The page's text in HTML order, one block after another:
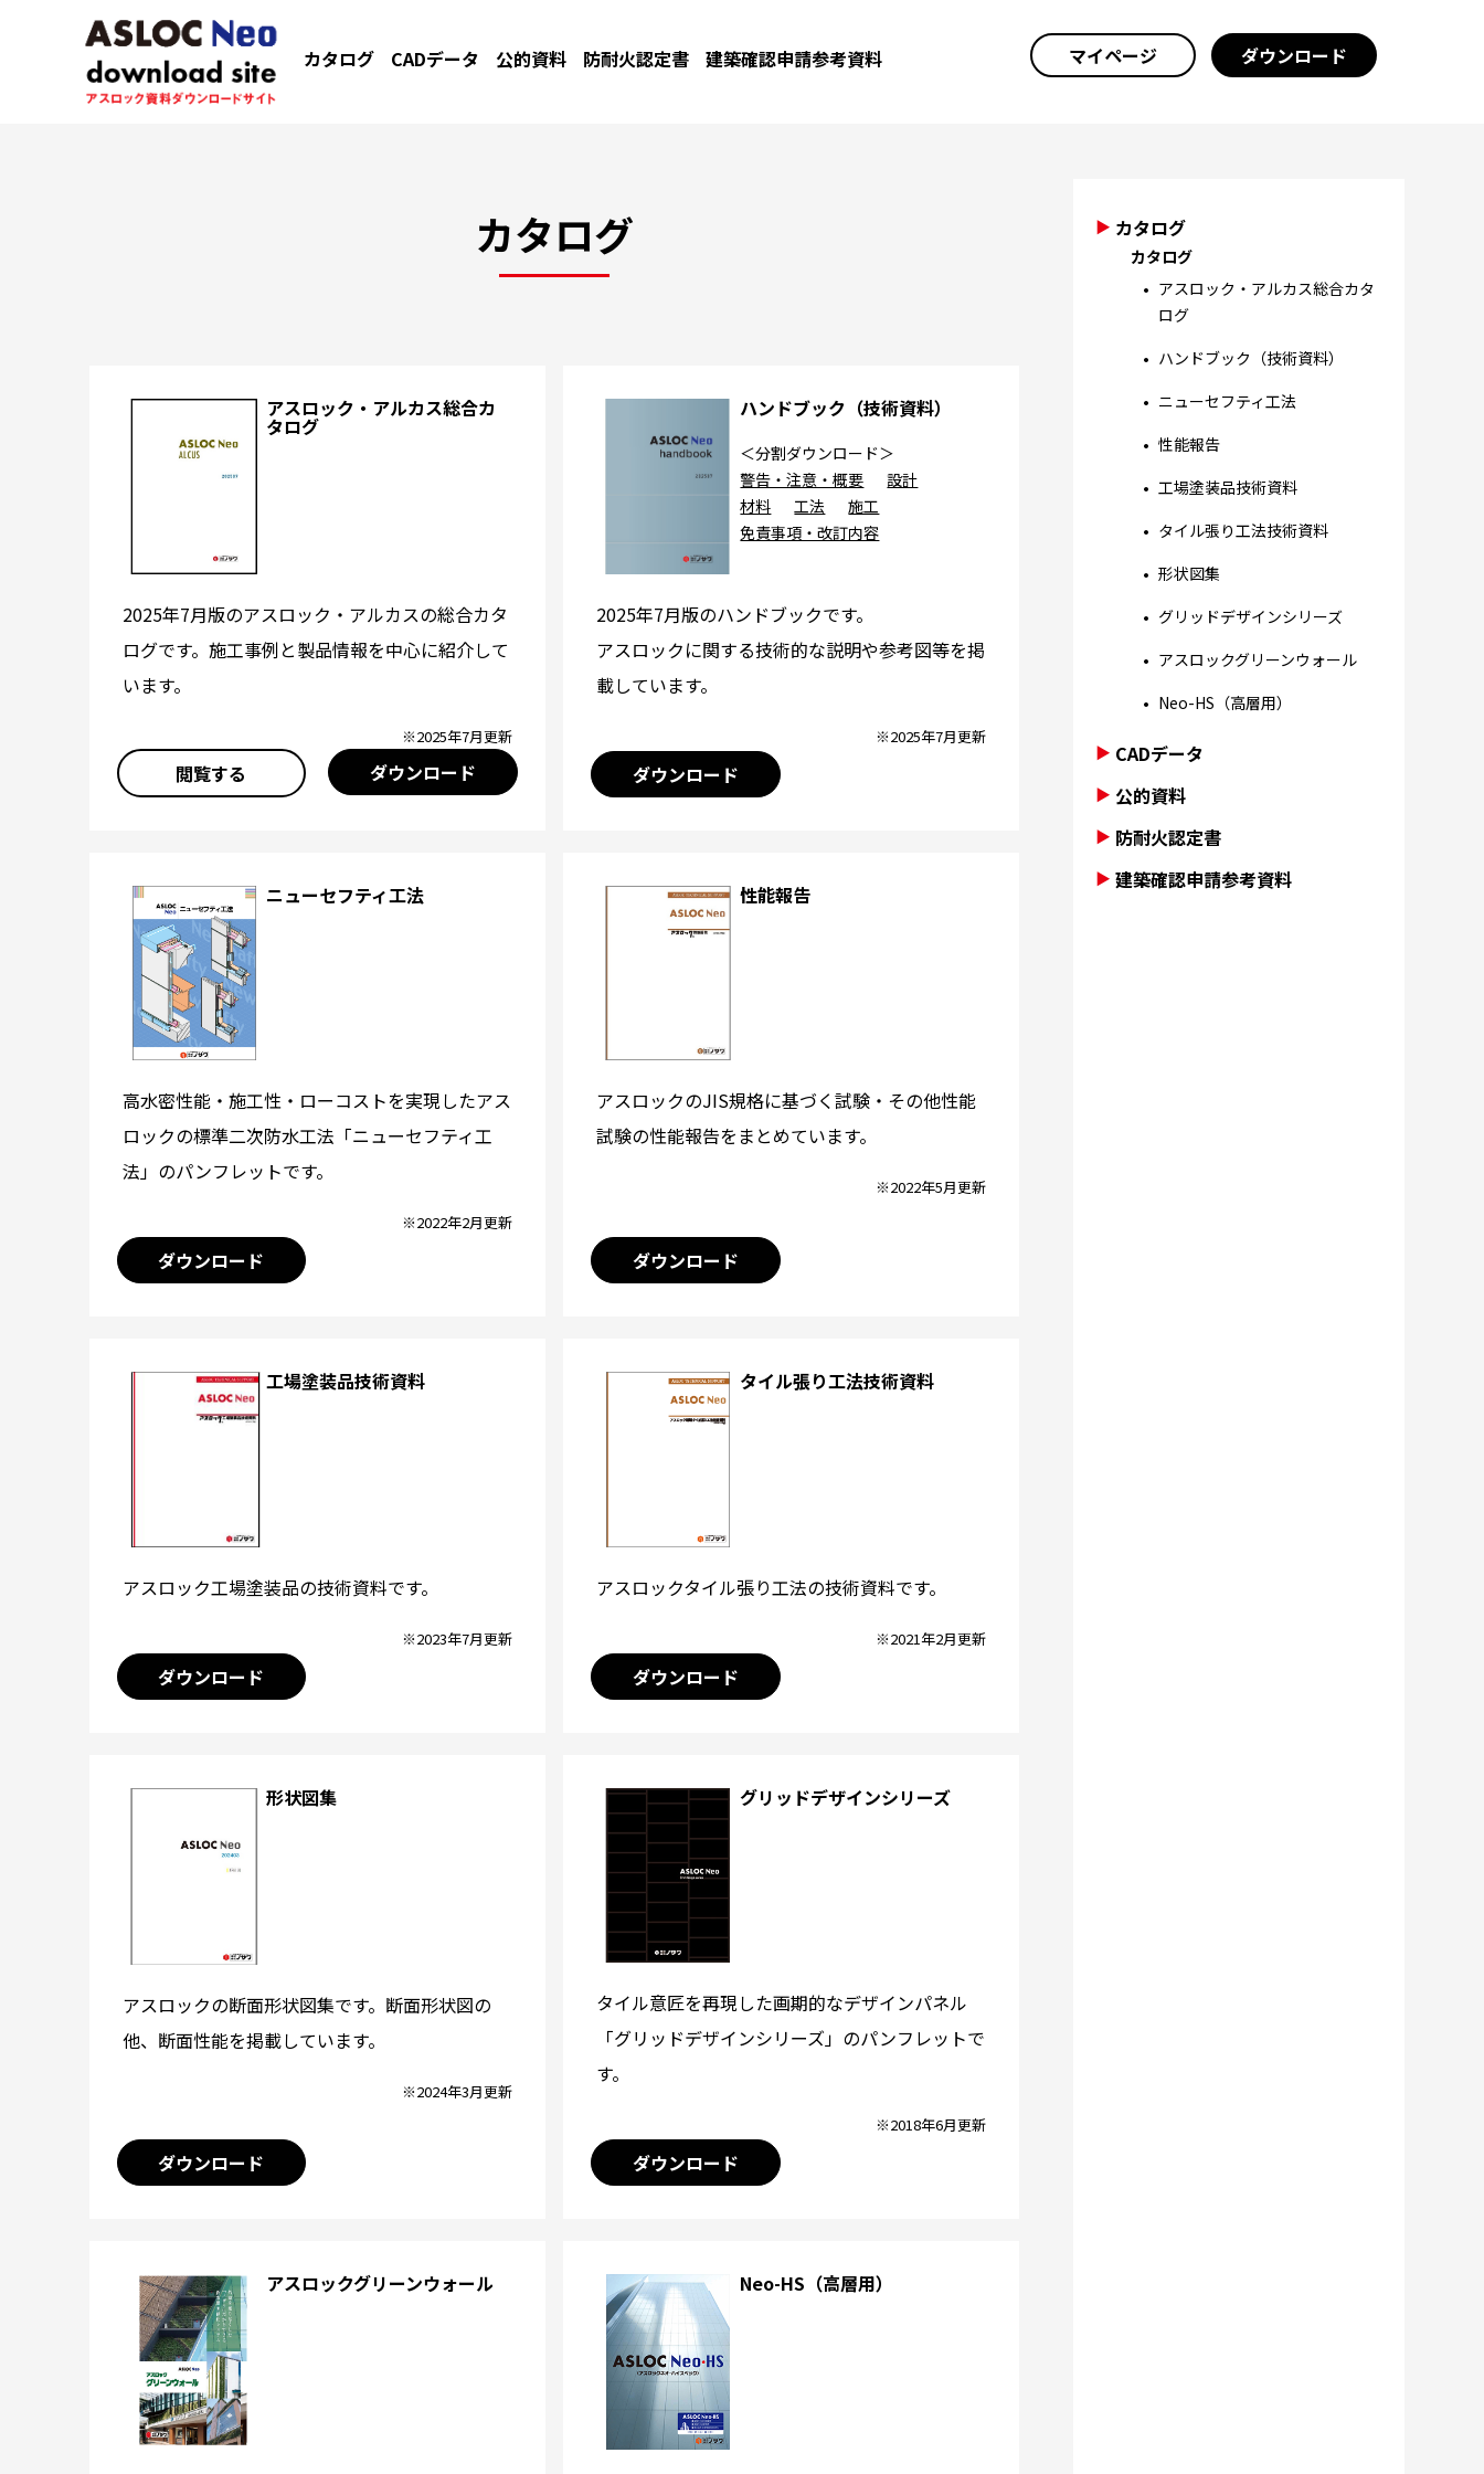
カタログ CADデータ 公的資料 防耐火認定書 建築確認申請参考資料 マイページ ダウンロード
カタログ
アスロック・アルカス総合カ
タログ
2025年7月版のアスロック・アルカスの総合カタ
ログです。施工事例と製品情報を中心に紹介して
います。
※2025年7月更新
閲覧する ダウンロード
ハンドブック（技術資料）
＜分割ダウンロード＞
警告・注意・概要
設計
材料
工法
施工
免責事項・改訂内容
2025年7月版のハンドブックです。
アスロックに関する技術的な説明や参考図等を掲
載しています。
※2025年7月更新
ダウンロード
ニューセフティ工法
高水密性能・施工性・ローコストを実現したアス
ロックの標準二次防水工法「ニューセフティ工
法」のパンフレットです。
※2022年2月更新
ダウンロード
性能報告
アスロックのJIS規格に基づく試験・その他性能
試験の性能報告をまとめています。
※2022年5月更新
ダウンロード
工場塗装品技術資料
アスロック工場塗装品の技術資料です。
※2023年7月更新
ダウンロード
タイル張り工法技術資料
アスロックタイル張り工法の技術資料です。
※2021年2月更新
ダウンロード
形状図集
アスロックの断面形状図集です。断面形状図の
他、断面性能を掲載しています。
※2024年3月更新
ダウンロード
グリッドデザインシリーズ
タイル意匠を再現した画期的なデザインパネル
「グリッドデザインシリーズ」のパンフレットで
す。
※2018年6月更新
ダウンロード
アスロックグリーンウォール Neo-HS（高層用）
カタログ
カタログ
アスロック・アルカス総合カタ
ログ
ハンドブック（技術資料）
ニューセフティ工法
性能報告
工場塗装品技術資料
タイル張り工法技術資料
形状図集
グリッドデザインシリーズ
アスロックグリーンウォール
Neo-HS（高層用）
CADデータ
公的資料
防耐火認定書
建築確認申請参考資料